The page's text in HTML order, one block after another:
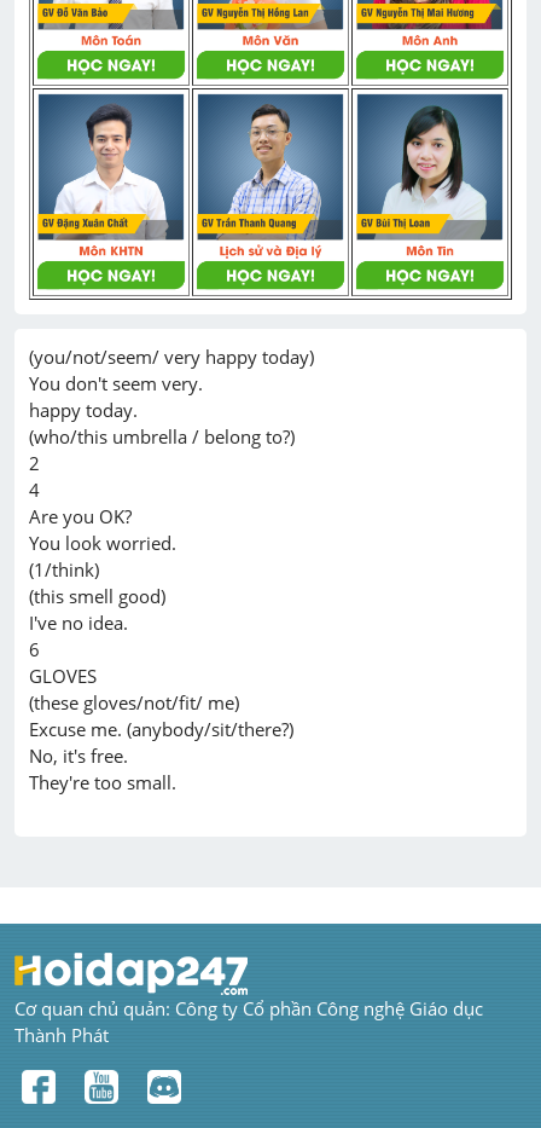
(you/not/seem/ very happy today)
You don't seem very.
happy today.
(who/this umbrella / belong to?)
2
4
Are you OK?
You look worried.
(1/think)
(this smell good)
I've no idea.
6
GLOVES
(these gloves/not/fit/ me)
Excuse me. (anybody/sit/there?)
No, it's free.
Cơ quan chủ quản: Công ty Cổ phần Công nghệ Giáo dục
Thành Phát